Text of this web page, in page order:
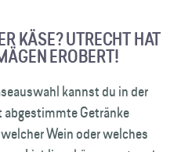
KÄSE? UTRECHT HAT
EROBERT!
kannst du in der
abgestimmte Getränke
Wein oder welches